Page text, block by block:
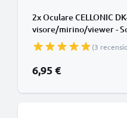
2x Oculare CELLONIC
visore/mirino/viewer -
Nikon D7500 smarrito
cup’
(3
6,95 €